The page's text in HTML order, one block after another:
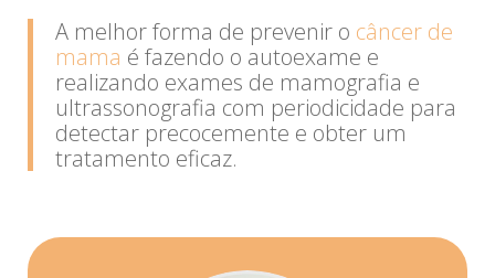
A melhor forma de prevenir o câncer de
mama é fazendo o autoexame e
realizando exames de mamografia e
ultrassonografia com periodicidade para
detectar precocemente e obter um
tratamento eficaz.